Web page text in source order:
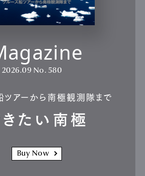
2026.09 No. 580
ツアーから南極観測隊まで
たい南極
Buy Now